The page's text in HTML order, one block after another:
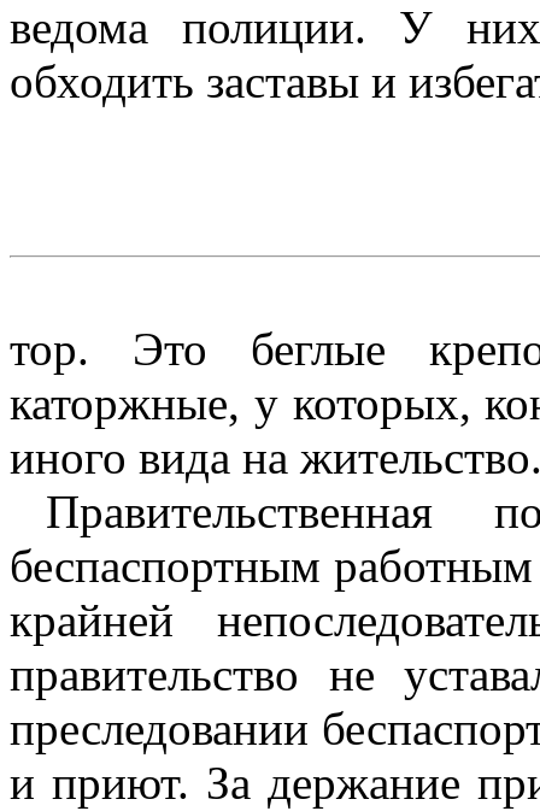
ведома полиции. У
обходить заставы и
тор. Это беглые
каторжные, у которых,
иного вида на
беспаспортным
крайней
правительство не
преследовании
и приют. За держание